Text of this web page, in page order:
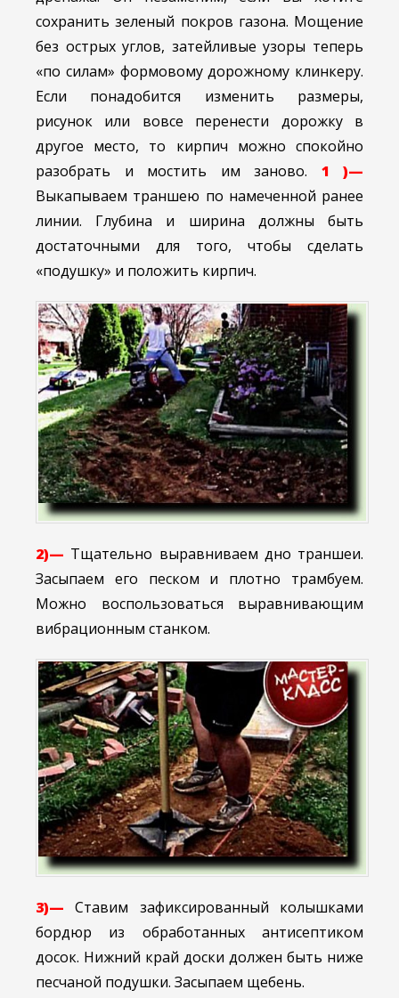
сохранить зеленый покров газона. Мощение
без острых углов, затейливые узоры теперь
«по силам» формовому дорожному клинкеру.
Если понадобится изменить размеры,
рисунок или вовсе перенести дорожку в
другое место, то кирпич можно спокойно
разобрать и мостить им заново. 1 )—
Выкапываем траншею по намеченной ранее
линии. Глубина и ширина должны быть
достаточными для того, чтобы сделать
«подушку» и положить кирпич.
2)— Тщательно выравниваем дно траншеи.
Засыпаем его песком и плотно трамбуем.
Можно воспользоваться выравнивающим
вибрационным станком.
3)— Ставим зафиксированный колышками
бордюр из обработанных антисептиком
досок. Нижний край доски должен быть ниже
песчаной подушки. Засыпаем щебень.